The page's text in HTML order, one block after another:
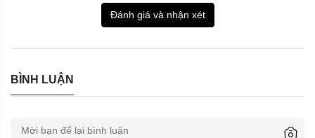
Đánh giá và nhận xét
BÌNH LUẬN